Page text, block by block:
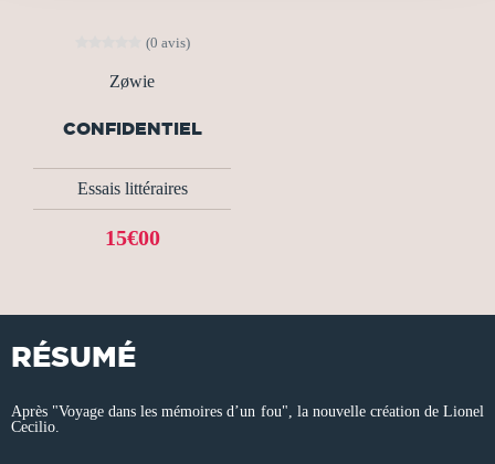
(0 avis)
Zøwie
CONFIDENTIEL
Essais littéraires
15€00
RÉSUMÉ
Après "Voyage dans les mémoires d’un fou", la nouvelle création de Lionel
Cecilio.